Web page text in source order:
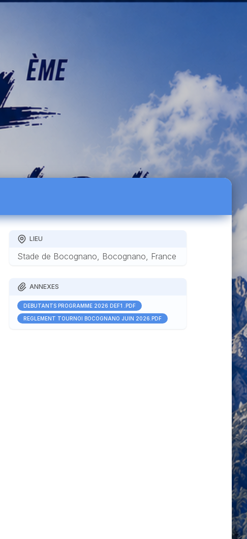
LIEU
Stade de Bocognano, Bocognano, France
ANNEXES
DEBUTANTS PROGRAMME 2026 DEF1 .PDF
RÈGLEMENT TOURNOI BOCOGNANO JUIN 2026.PDF